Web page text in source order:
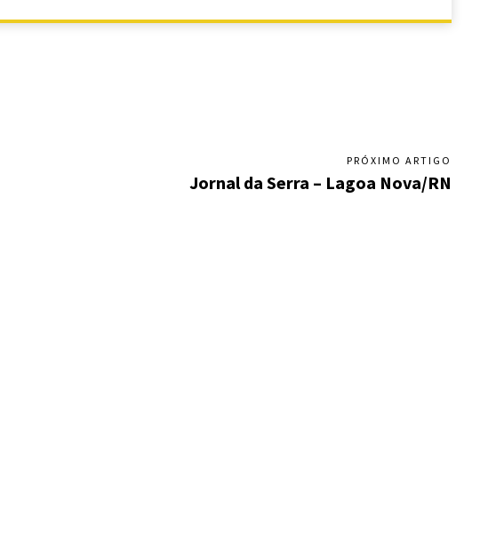
PRÓXIMO ARTIGO
Jornal da Serra – Lagoa Nova/RN